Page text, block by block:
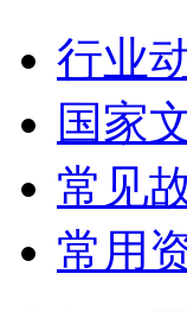
行业
国家
常见
常用